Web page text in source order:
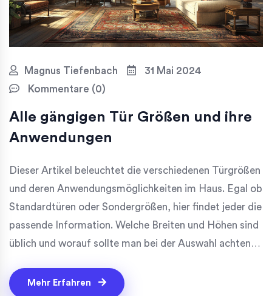
Magnus Tiefenbach
31 Mai 2024
Kommentare (0)
Alle gängigen Tür Größen und ihre
Anwendungen
Dieser Artikel beleuchtet die verschiedenen Türgrößen
und deren Anwendungsmöglichkeiten im Haus. Egal ob
Standardtüren oder Sondergrößen, hier findet jeder die
passende Information. Welche Breiten und Höhen sind
üblich und worauf sollte man bei der Auswahl achten?
Installation der Türen.
Mehr Erfahren